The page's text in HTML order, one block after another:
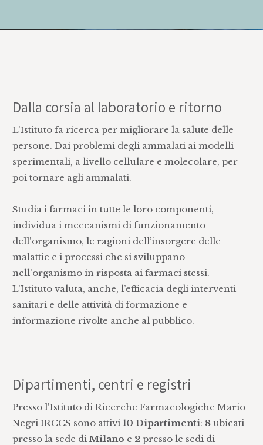
Dalla corsia al laboratorio e ritorno
L'Istituto fa ricerca per migliorare la salute delle
persone. Dai problemi degli ammalati ai modelli
sperimentali, a livello cellulare e molecolare, per
poi tornare agli ammalati.
Studia i farmaci in tutte le loro componenti,
individua i meccanismi di funzionamento
dell'organismo, le ragioni dell’insorgere delle
malattie e i processi che si sviluppano
nell'organismo in risposta ai farmaci stessi.
L'Istituto valuta, anche, l’efficacia degli interventi
sanitari e delle attività di formazione e
informazione rivolte anche al pubblico.
Dipartimenti, centri e registri
Presso l'Istituto di Ricerche Farmacologiche Mario
Negri IRCCS sono attivi10 Dipartimenti: 8 ubicati
presso la sede diMilano e 2 presso le sedi di